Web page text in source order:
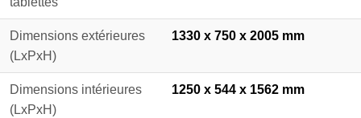
Dimensions extérieures
(LxPxH)
1330 x 750 x 2005 mm
Dimensions intérieures
(LxPxH)
1250 x 544 x 1562 mm